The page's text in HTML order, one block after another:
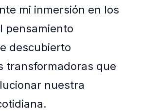
mi inmersión en los
pensamiento
descubierto
transformadoras que
nuestra